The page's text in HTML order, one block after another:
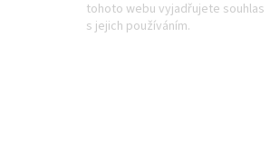
tohoto webu vyjadřujete souhlas
s jejich používáním.